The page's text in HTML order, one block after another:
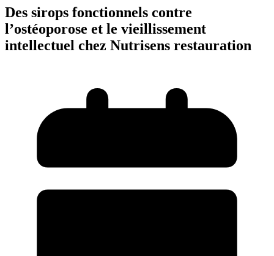
Des sirops fonctionnels contre
l’ostéoporose et le vieillissement
intellectuel chez Nutrisens restauration